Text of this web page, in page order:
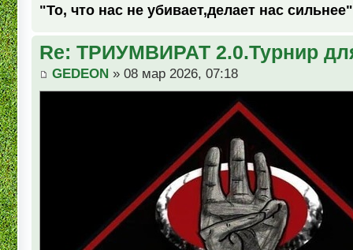
"То, что нас не убивает,делает нас сильнее"
Re: ТРИУМВИРАТ 2.0.Турнир
GEDEON » 08 мар 2026, 07:18